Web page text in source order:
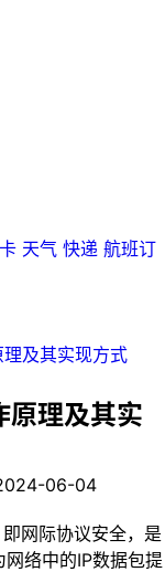
天气 快递 航班订
及其实现方式
原理及其实
06-04
网际协议安全，是
络中的IP数据包提